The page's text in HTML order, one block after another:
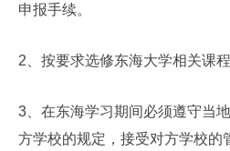
申报手续。
2 、按要求选修东海大学相关课程
3 、在东海学习期间必须遵守当
方学校的规定，接受对方学校的